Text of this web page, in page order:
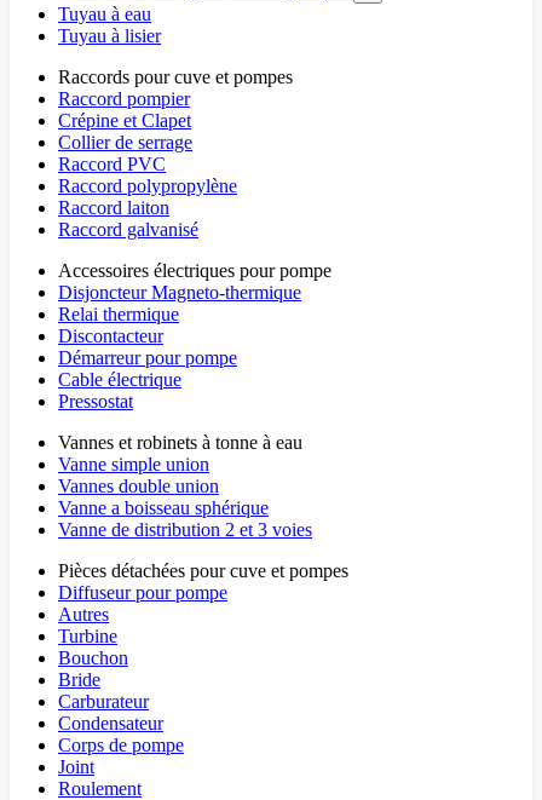
Tuyau à eau
Tuyau à lisier
Raccords pour cuve et pompes
Raccord pompier
Crépine et Clapet
Collier de serrage
Raccord PVC
Raccord polypropylène
Raccord laiton
Raccord galvanisé
Accessoires électriques pour pompe
Disjoncteur Magneto-thermique
Relai thermique
Discontacteur
Démarreur pour pompe
Cable électrique
Pressostat
Vannes et robinets à tonne à eau
Vanne simple union
Vannes double union
Vanne a boisseau sphérique
Vanne de distribution 2 et 3 voies
Pièces détachées pour cuve et pompes
Diffuseur pour pompe
Autres
Turbine
Bouchon
Bride
Carburateur
Condensateur
Corps de pompe
Joint
Roulement